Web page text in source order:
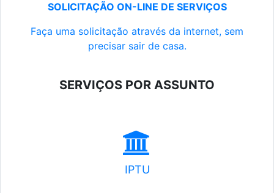
SOLICITAÇÃO ON-LINE DE SERVIÇOS
Faça uma solicitação através da internet, sem
precisar sair de casa.
SERVIÇOS POR ASSUNTO
IPTU